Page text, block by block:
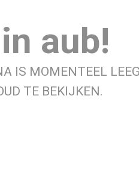
aub!
IS MOMENTEEL
TE BEKIJKEN.